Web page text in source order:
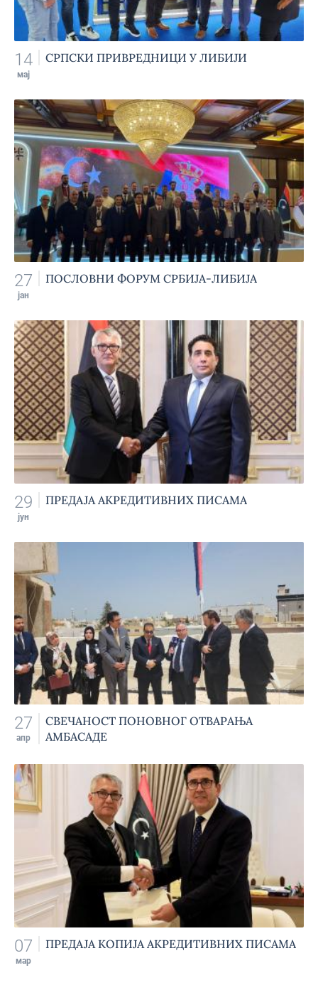
14
мај
СРПСКИ ПРИВРЕДНИЦИ У ЛИБИЈИ
27
јан
ПОСЛОВНИ ФОРУМ СРБИЈА-ЛИБИЈА
29
јун
ПРЕДАЈА АКРЕДИТИВНИХ ПИСАМА
27
апр
СВЕЧАНОСТ ПОНОВНОГ ОТВАРАЊА
АМБАСАДЕ
07
мар
ПРЕДАЈА КОПИЈА АКРЕДИТИВНИХ ПИСАМА